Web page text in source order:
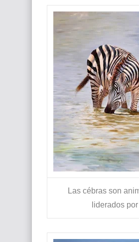
Las cébras son
liderados